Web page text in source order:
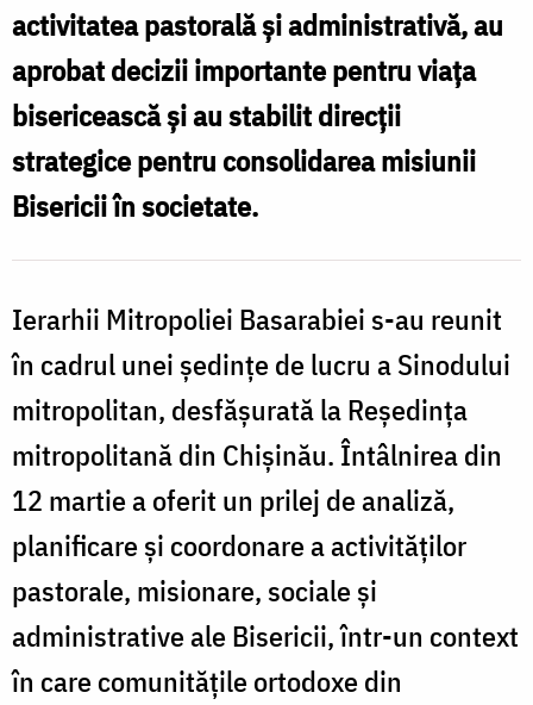
activitatea pastorală și administrativă, au
aprobat decizii importante pentru viața
bisericească și au stabilit direcții
strategice pentru consolidarea misiunii
Bisericii în societate.
Ierarhii Mitropoliei Basarabiei s-au reunit
în cadrul unei ședințe de lucru a Sinodului
mitropolitan, desfășurată la Reședința
mitropolitană din Chișinău. Întâlnirea din
12 martie a oferit un prilej de analiză,
planificare și coordonare a activităților
pastorale, misionare, sociale și
administrative ale Bisericii, într-un context
în care comunitățile ortodoxe din